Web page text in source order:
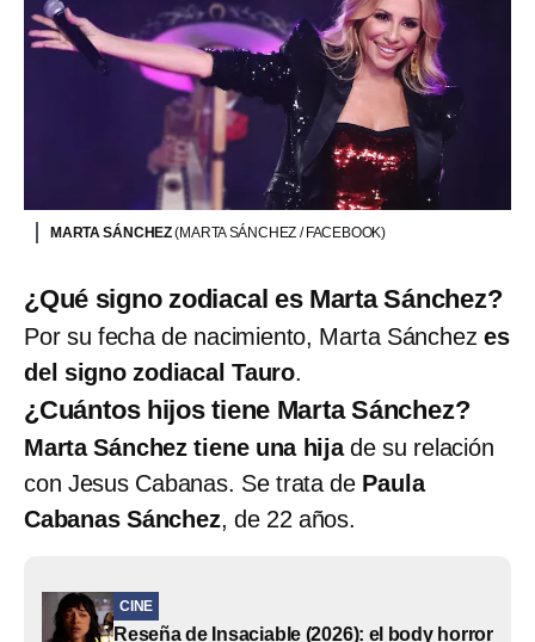
MARTA SÁNCHEZ(MARTA SÁNCHEZ / FACEBOOK)
¿Qué signo zodiacal es Marta Sánchez?
Por su fecha de nacimiento, Marta Sánchez es
del signo zodiacal Tauro.
¿Cuántos hijos tiene Marta Sánchez?
Marta Sánchez tiene una hijade su relación
con Jesus Cabanas. Se trata de Paula
Cabanas Sánchez, de 22 años.
CINE
Reseña de Insaciable (2026): el body horror